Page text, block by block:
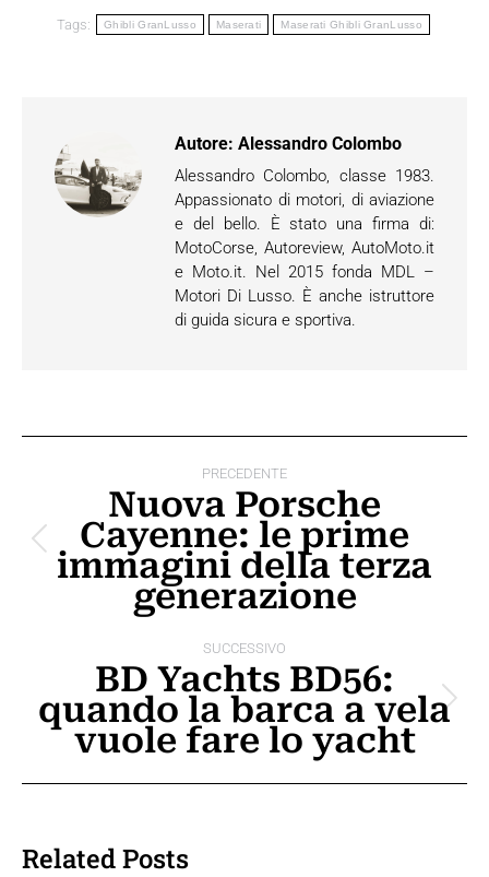
Tags: Ghibli GranLusso Maserati Maserati Ghibli GranLusso
Autore: Alessandro Colombo
Alessandro Colombo, classe 1983.
Appassionato di motori, di aviazione
e del bello. È stato una firma di:
MotoCorse, Autoreview, AutoMoto.it
e Moto.it. Nel 2015 fonda MDL –
Motori Di Lusso. È anche istruttore
di guida sicura e sportiva.
post
PRECEDENTE
Post
precedente:
Nuova Porsche
Cayenne: le prime
immagini della terza
generazione
SUCCESSIVO
Prossimo
post:
BD Yachts BD56:
quando la barca a vela
vuole fare lo yacht
Related Posts